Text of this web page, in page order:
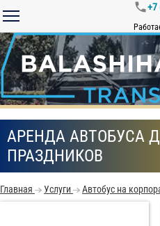
+7
АРЕНДА АВТОБУСА
ПРАЗДНИКОВ
Главная Услуги Автобус на